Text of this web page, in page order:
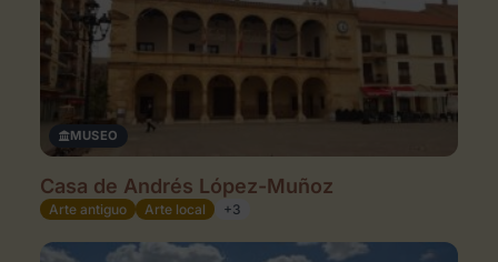
MUSEO
Casa de Andrés López-Muñoz
Arte antiguo Arte local +3